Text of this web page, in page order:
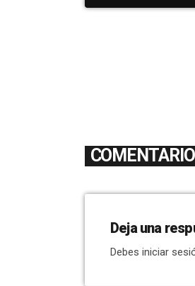
Deja una
Debes iniciar